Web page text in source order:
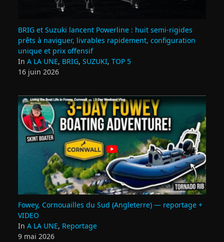
BRIG et Suzuki lancent Powerline : huit semi‑rigides
prêts à naviguer, livrables rapidement, configuration
unique et prix offensif
In A LA UNE, BRIG, SUZUKI, TOP 5
16 juin 2026
Fowey, Cornouailles du Sud (Angleterre) — reportage +
VIDEO
In A LA UNE, Reportage
9 mai 2026